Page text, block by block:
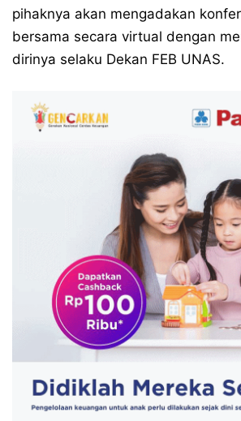
pihaknya akan mengadakan
bersama secara virtual dengan
dirinya selaku Dekan FEB UNAS.